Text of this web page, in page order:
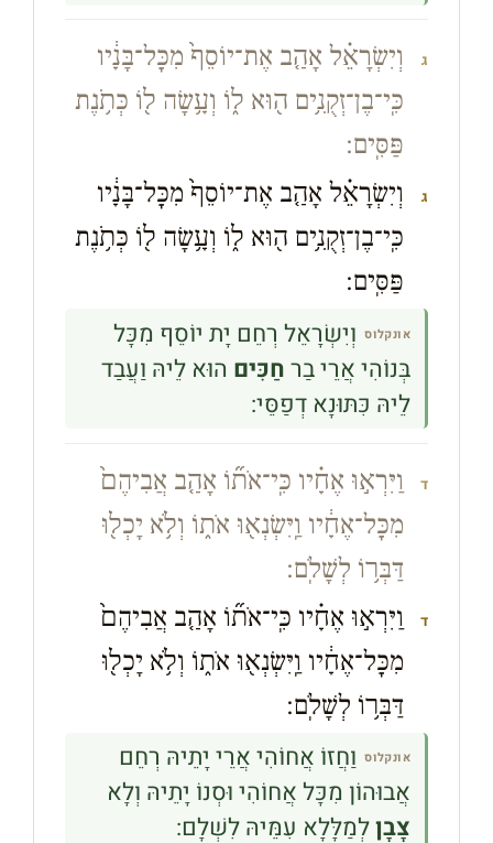
ג
וְיִשְׂרָאֵ֗ל אָהַ֤ב אֶת־יוֹסֵף֙ מִכׇּל־בָּנָ֔יו
כִּֽי־בֶן־זְקֻנִ֥ים ה֖וּא ל֑וֹ וְעָ֥שָׂה ל֖וֹ כְּתֹ֥נֶת
פַּסִּֽים׃
ג
וְיִשְׂרָאֵ֗ל אָהַ֤ב אֶת־יוֹסֵף֙ מִכׇּל־בָּנָ֔יו
כִּֽי־בֶן־זְקֻנִ֥ים ה֖וּא ל֑וֹ וְעָ֥שָׂה ל֖וֹ כְּתֹ֥נֶת
פַּסִּֽים׃
אונקלוס וְיִשְׂרָאֵל רְחֵם יָת יוֹסֵף מִכָּל
בְּנוֹהִי אֲרֵי בַרחַכִּים הוּא לֵיהּ וַעֲבַד
לֵיהּ כִּתּוּנָא דְפַסֵּי:
ד
וַיִּרְא֣וּ אֶחָ֗יו כִּֽי־אֹת֞וֹ אָהַ֤ב אֲבִיהֶם֙
מִכׇּל־אֶחָ֔יו וַֽיִּשְׂנְא֖וּ אֹת֑וֹ וְלֹ֥א יָכְל֖וּ
דַּבְּר֥וֹ לְשָׁלֹֽם׃
ד
וַיִּרְא֣וּ אֶחָ֗יו כִּֽי־אֹת֞וֹ אָהַ֤ב אֲבִיהֶם֙
מִכׇּל־אֶחָ֔יו וַֽיִּשְׂנְא֖וּ אֹת֑וֹ וְלֹ֥א יָכְל֖וּ
דַּבְּר֥וֹ לְשָׁלֹֽם׃
אונקלוס וַחֲזוֹ אֲחוֹהִי אֲרֵי יָתֵיהּ רְחֵם
אֲבוּהוֹן מִכָּל אֲחוֹהִי וּסְנוֹ יָתֵיהּ וְלָא
צָבָןלְמַלָּלָא עִמֵּיהּ לִשְׁלָם: